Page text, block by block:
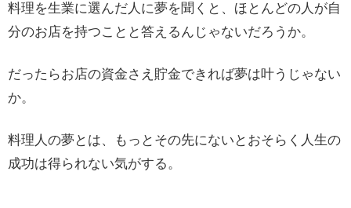
料理を生業に選んだ人に夢を聞くと、ほとんどの人が自
分のお店を持つことと答えるんじゃないだろうか。
だったらお店の資金さえ貯金できれば夢は叶うじゃない
か。
料理人の夢とは、もっとその先にないとおそらく人生の
成功は得られない気がする。